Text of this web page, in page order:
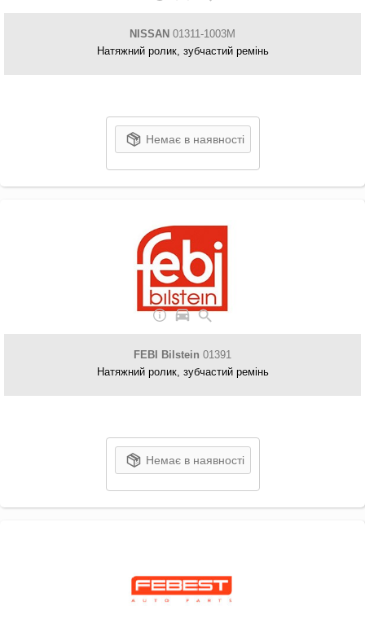
NISSAN 01311-1003M
Натяжний ролик, зубчастий ремінь
Немає в наявності
FEBI Bilstein 01391
Натяжний ролик, зубчастий ремінь
Немає в наявності